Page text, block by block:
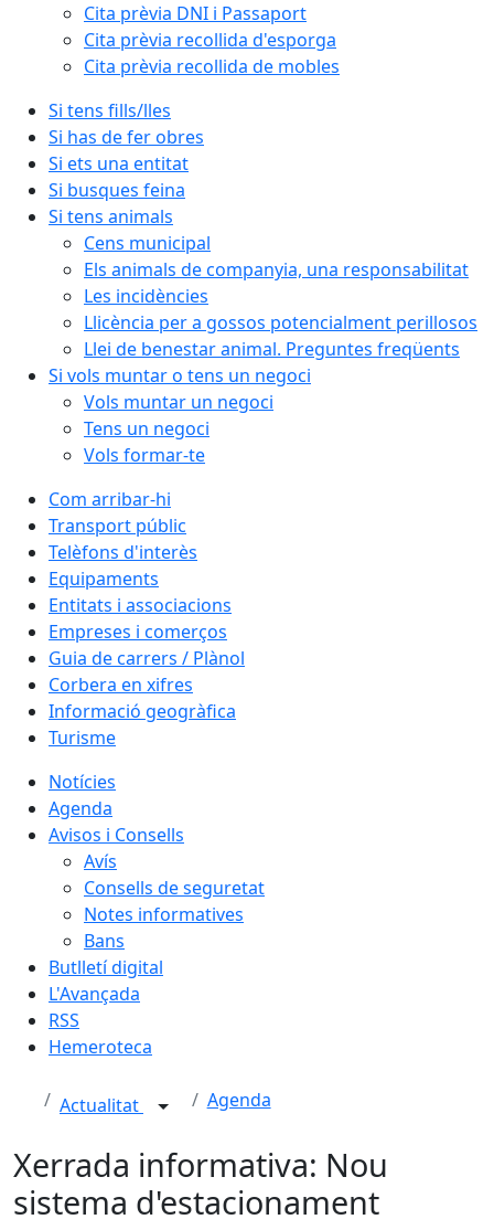
Cita prèvia DNI i Passaport
Cita prèvia recollida d'esporga
Cita prèvia recollida de mobles
Si tens fills/lles
Si has de fer obres
Si ets una entitat
Si busques feina
Si tens animals
Cens municipal
Els animals de companyia, una responsabilitat
Les incidències
Llicència per a gossos potencialment perillosos
Llei de benestar animal. Preguntes freqüents
Si vols muntar o tens un negoci
Vols muntar un negoci
Tens un negoci
Vols formar-te
Com arribar-hi
Transport públic
Telèfons d'interès
Equipaments
Entitats i associacions
Empreses i comerços
Guia de carrers / Plànol
Corbera en xifres
Informació geogràfica
Turisme
Notícies
Agenda
Avisos i Consells
Avís
Consells de seguretat
Notes informatives
Bans
Butlletí digital
L'Avançada
RSS
Hemeroteca
Actualitat Agenda
Xerrada informativa: Nou
sistema d'estacionament